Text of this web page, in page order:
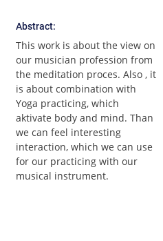
Abstract:
This work is about the view on
our musician profession from
the meditation proces. Also , it
is about combination with
Yoga practicing, which
aktivate body and mind. Than
we can feel interesting
interaction, which we can use
for our practicing with our
musical instrument.